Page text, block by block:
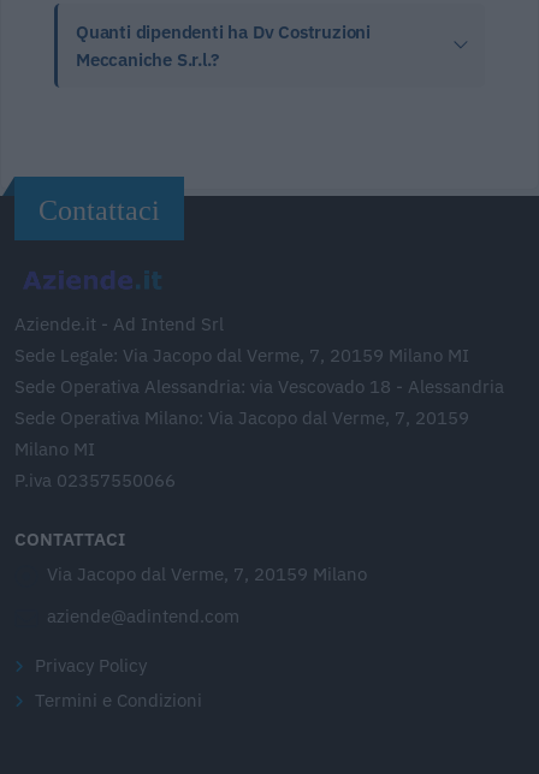
Quanti dipendenti ha Dv Costruzioni
Meccaniche S.r.l.?
Contattaci
Aziende.it - Ad Intend Srl
Sede Legale: Via Jacopo dal Verme, 7, 20159 Milano MI
Sede Operativa Alessandria: via Vescovado 18 - Alessandria
Sede Operativa Milano: Via Jacopo dal Verme, 7, 20159
Milano MI
P.iva 02357550066
CONTATTACI
Via Jacopo dal Verme, 7, 20159 Milano
aziende@adintend.com
Privacy Policy
Termini e Condizioni